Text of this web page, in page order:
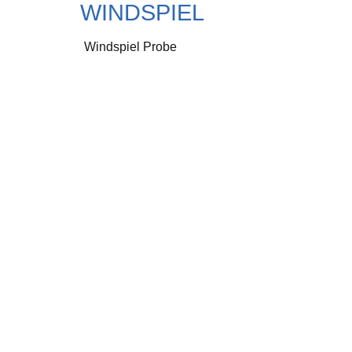
WINDSPIEL
Windspiel Probe